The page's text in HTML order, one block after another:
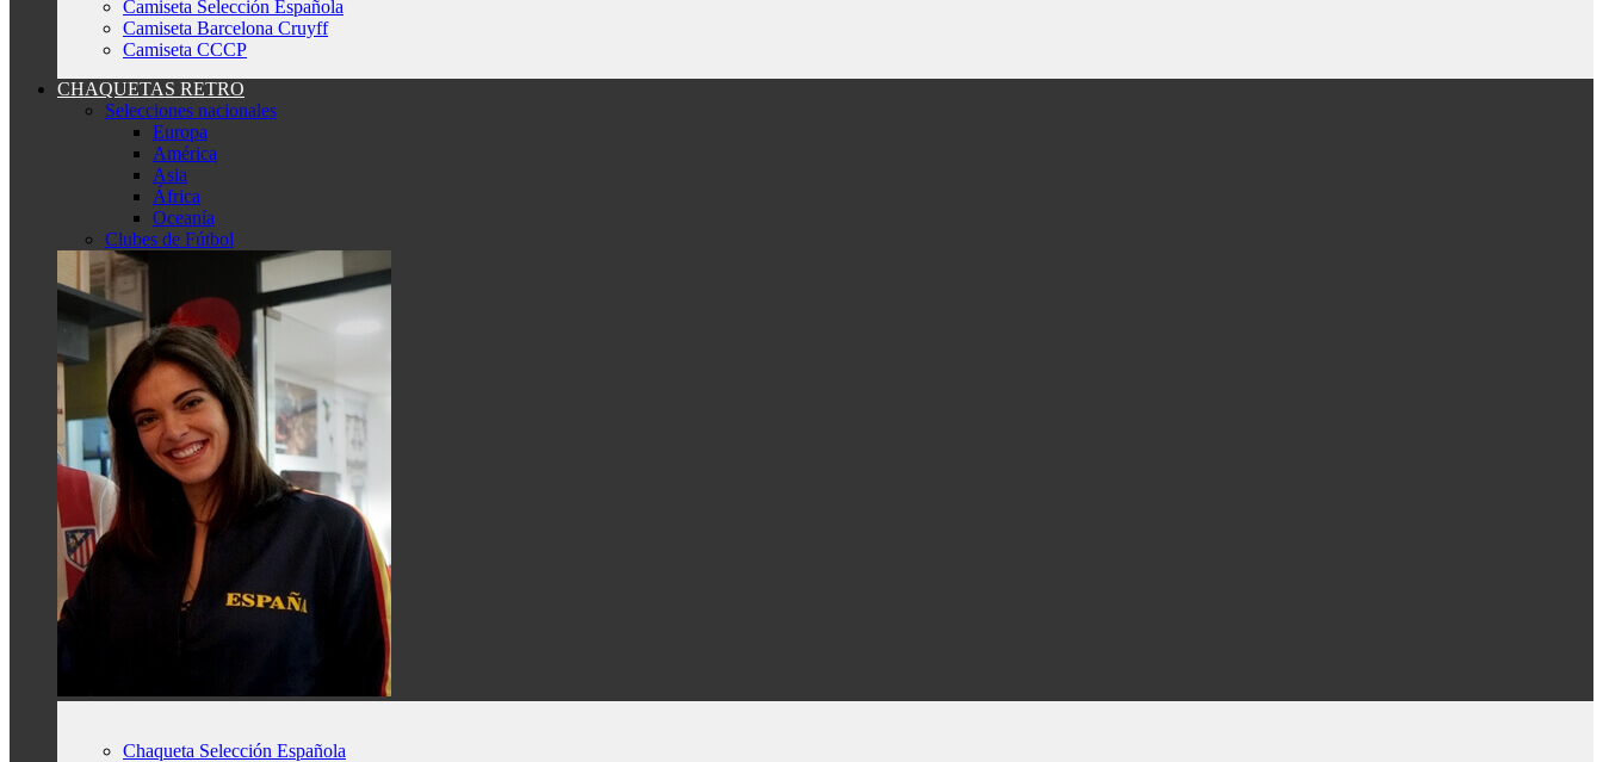
Camiseta Selección Española
Camiseta Barcelona Cruyff
Camiseta CCCP
CHAQUETAS RETRO
Selecciones nacionales
Europa
América
Asia
África
Oceanía
Clubes de Fútbol
Chaqueta Selección Española